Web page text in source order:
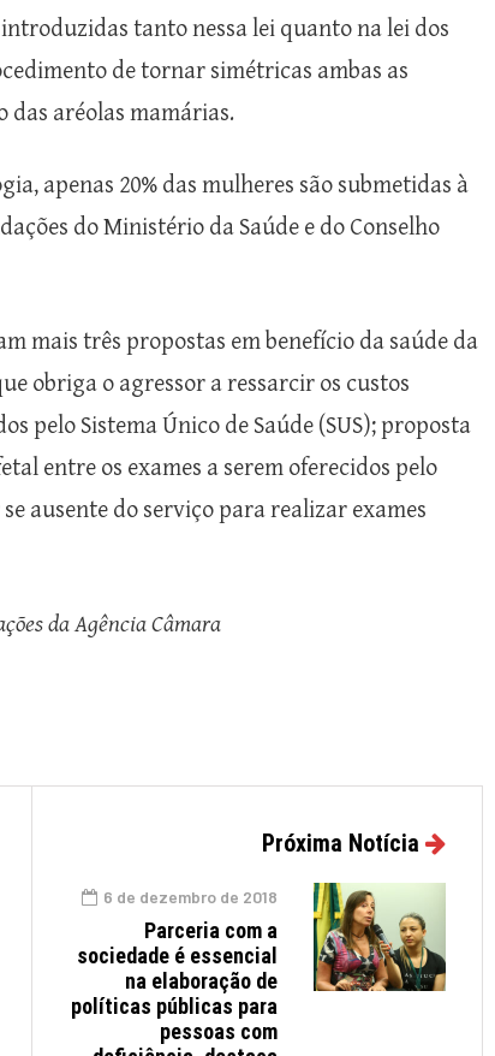
tanto nessa lei quanto na lei dos
de tornar simétricas ambas as
das aréolas mamárias.
apenas 20% das mulheres são submetidas à
do Ministério da Saúde e do Conselho
mais três propostas em benefício da saúde da
obriga o agressor a ressarcir os custos
pelo Sistema Único de Saúde (SUS); proposta
entre os exames a serem oferecidos pelo
ausente do serviço para realizar exames
da Agência Câmara
Próxima Notícia
6 de dezembro de 2018
Parceria com a
sociedade é essencial
na elaboração de
políticas públicas para
pessoas com